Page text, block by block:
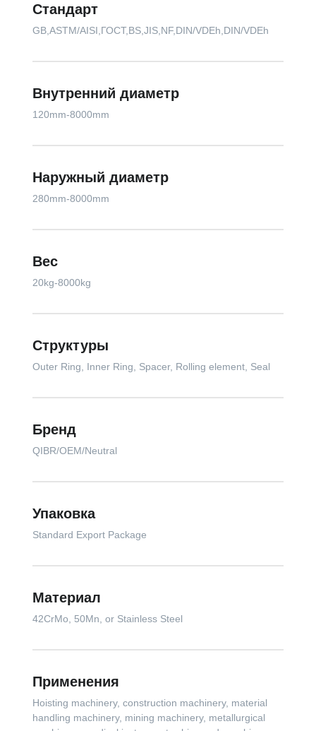
Стандарт
GB,ASTM/AISI,ГОСТ,BS,JIS,NF,DIN/VDEh,DIN/VDEh
Внутренний диаметр
120mm-8000mm
Наружный диаметр
280mm-8000mm
Вес
20kg-8000kg
Структуры
Outer Ring, Inner Ring, Spacer, Rolling element, Seal
Бренд
QIBR/OEM/Neutral
Упаковка
Standard Export Package
Материал
42CrMo, 50Mn, or Stainless Steel
Применения
Hoisting machinery, construction machinery, material
handling machinery, mining machinery, metallurgical